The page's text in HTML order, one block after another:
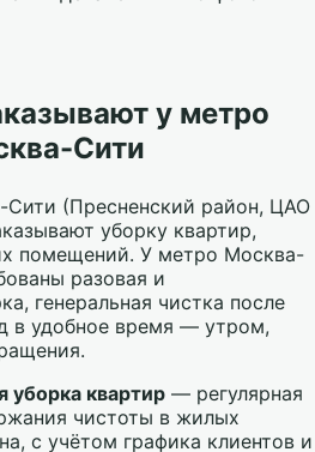
у метро
Сити
(Пресненский район, ЦАО
уборку квартир,
помещений. У метро Москва-
разовая и
генеральная чистка после
в удобное время — утром,
квартир — регулярная
чистоты в жилых
с учётом графика клиентов и